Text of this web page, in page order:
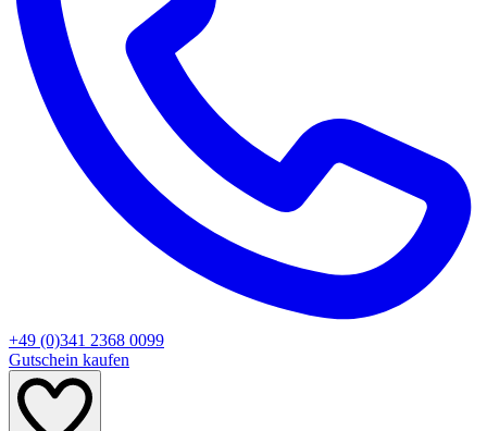
+49 (0)341 2368 0099
Gutschein kaufen